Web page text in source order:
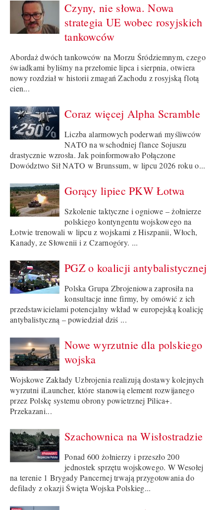
Czyny, nie słowa. Nowa
strategia UE wobec rosyjskich
tankowców
Abordaż dwóch tankowców na Morzu Śródziemnym, czego
świadkami byliśmy na przełomie lipca i sierpnia, otwiera
nowy rozdział w historii zmagań Zachodu z rosyjską flotą
cien...
Coraz więcej Alpha Scramble
Liczba alarmowych poderwań myśliwców
NATO na wschodniej flance Sojuszu
drastycznie wzrosła. Jak poinformowało Połączone
Dowództwo Sił NATO w Brunssum, w lipcu 2026 roku o...
Gorący lipiec PKW Łotwa
Szkolenie taktyczne i ogniowe – żołnierze
polskiego kontyngentu wojskowego na
Łotwie trenowali w lipcu z wojskami z Hiszpanii, Włoch,
Kanady, ze Słowenii i z Czarnogóry. ...
PGZ o koalicji antybalistycznej
Polska Grupa Zbrojeniowa zaprosiła na
konsultacje inne firmy, by omówić z ich
przedstawicielami potencjalny wkład w europejską koalicję
antybalistyczną – powiedział dziś ...
Nowe wyrzutnie dla polskiego
wojska
Wojskowe Zakłady Uzbrojenia realizują dostawy kolejnych
wyrzutni iLauncher, które stanowią element rozwijanego
przez Polskę systemu obrony powietrznej Pilica+.
Przekazani...
Szachownica na Wisłostradzie
Ponad 600 żołnierzy i przeszło 200
jednostek sprzętu wojskowego. W Wesołej
na terenie 1 Brygady Pancernej trwają przygotowania do
defilady z okazji Święta Wojska Polskieg...